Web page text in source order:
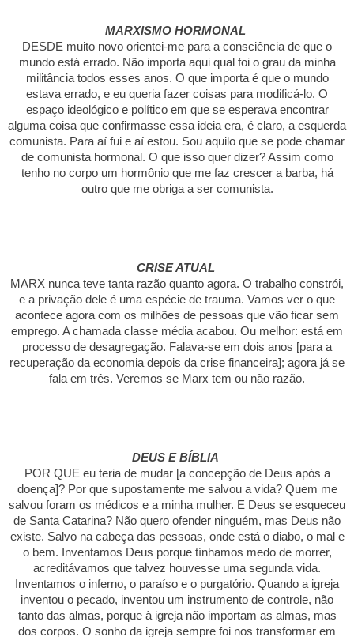
MARXISMO HORMONAL
DESDE muito novo orientei-me para a consciência de que o
mundo está errado. Não importa aqui qual foi o grau da minha
militância todos esses anos. O que importa é que o mundo
estava errado, e eu queria fazer coisas para modificá-lo. O
espaço ideológico e político em que se esperava encontrar
alguma coisa que confirmasse essa ideia era, é claro, a esquerda
comunista. Para aí fui e aí estou. Sou aquilo que se pode chamar
de comunista hormonal. O que isso quer dizer? Assim como
tenho no corpo um hormônio que me faz crescer a barba, há
outro que me obriga a ser comunista.
CRISE ATUAL
MARX nunca teve tanta razão quanto agora. O trabalho constrói,
e a privação dele é uma espécie de trauma. Vamos ver o que
acontece agora com os milhões de pessoas que vão ficar sem
emprego. A chamada classe média acabou. Ou melhor: está em
processo de desagregação. Falava-se em dois anos [para a
recuperação da economia depois da crise financeira]; agora já se
fala em três. Veremos se Marx tem ou não razão.
DEUS E BÍBLIA
POR QUE eu teria de mudar [a concepção de Deus após a
doença]? Por que supostamente me salvou a vida? Quem me
salvou foram os médicos e a minha mulher. E Deus se esqueceu
de Santa Catarina? Não quero ofender ninguém, mas Deus não
existe. Salvo na cabeça das pessoas, onde está o diabo, o mal e
o bem. Inventamos Deus porque tínhamos medo de morrer,
acreditávamos que talvez houvesse uma segunda vida.
Inventamos o inferno, o paraíso e o purgatório. Quando a igreja
inventou o pecado, inventou um instrumento de controle, não
tanto das almas, porque à igreja não importam as almas, mas
dos corpos. O sonho da igreja sempre foi nos transformar em